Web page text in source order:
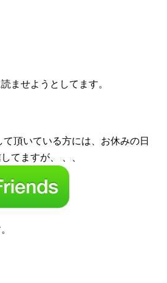
ませようとしてます。
頂いている方には、お休みの日
てますが、 、、